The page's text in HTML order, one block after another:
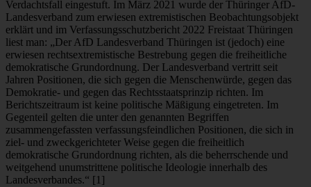
Verdachtsfall eingestuft. Im März 2021 wurde der Thüringer AfD-
Landesverband zum erwiesen extremistischen Beobachtungsobjekt
erklärt und im Verfassungsschutzbericht 2022 Freistaat Thüringen
liest man: „Der AfD Landesverband Thüringen ist (jedoch) eine
erwiesen rechtsextremistische Bestrebung gegen die freiheitliche
demokratische Grundordnung. Der Landesverband vertritt seit
Jahren Positionen, die sich gegen die Menschenwürde, gegen das
Demokratie- und gegen das Rechtsstaatsprinzip richten. Im
Berichtszeitraum ist keine politische Mäßigung eingetreten. Im
Gegenteil gelten die unter den genannten Begriffen
zusammengefassten verfassungsfeindlichen Positionen, die sich in
ziel- und zweckgerichteter Weise gegen die freiheitlich
demokratische Grundordnung richten, als die beherrschende und
weitgehend unumstrittene politische Ideologie innerhalb des
Landesverbandes.“ [1]